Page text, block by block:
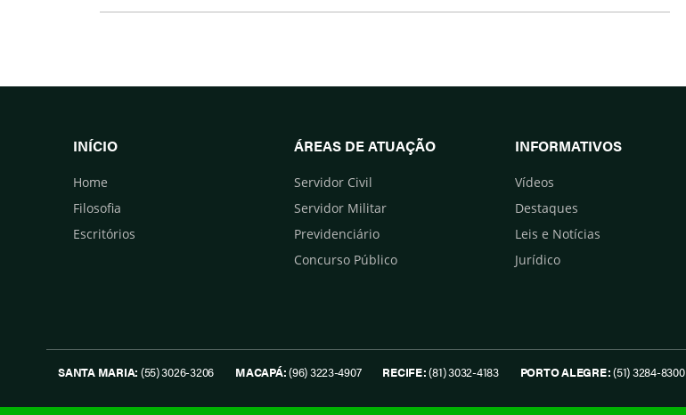
INÍCIO
Home
Filosofia
Escritórios
ÁREAS DE ATUAÇÃO
Servidor Civil
Servidor Militar
Previdenciário
Concurso Público
INFORMATIVOS
Vídeos
Destaques
Leis e Notícias
Jurídico
SANTA MARIA: (55) 3026-3206 MACAPÁ:(96) 3223-4907 RECIFE:(81) 3032-4183 PORTO ALEGRE:(51) 3284-8300